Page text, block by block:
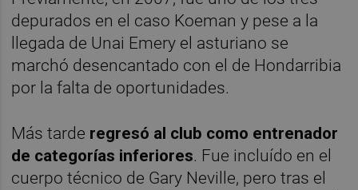
depurados en el caso Koeman y pese a la
llegada de Unai Emery el asturiano se
marchó desencantado con el de Hondarribia
por la falta de oportunidades.
Más tarde regresó al club como entrenador
de categorías inferiores. Fue incluído en el
cuerpo técnico de Gary Neville, pero tras el